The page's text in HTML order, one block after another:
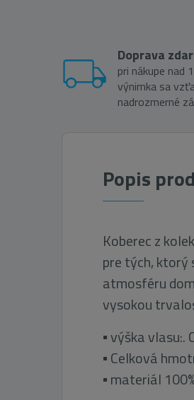
Doprava
pri nákupe nad
výnimka sa
nadrozmerné
Popis
Koberec z
pre tých,
atmosféru
vysokou
▪ výška vlasu:.
▪ Celková
▪ materiál